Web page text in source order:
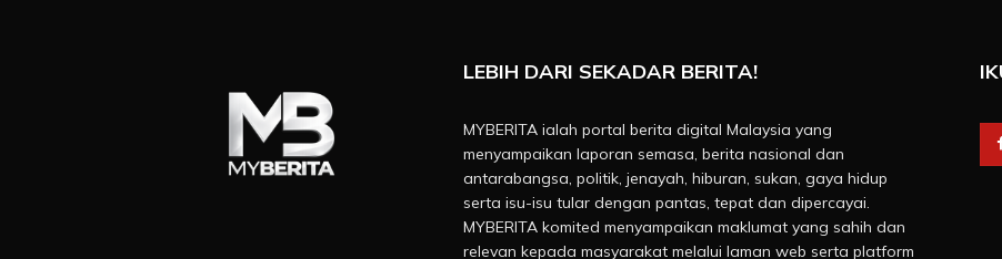
LEBIH DARI SEKADAR BERITA!
MYBERITA ialah portal berita digital Malaysia yang
menyampaikan laporan semasa, berita nasional dan
antarabangsa, politik, jenayah, hiburan, sukan, gaya hidup
serta isu-isu tular dengan pantas, tepat dan dipercayai.
MYBERITA komited menyampaikan maklumat yang sahih dan
relevan kepada masyarakat melalui laman web serta platform